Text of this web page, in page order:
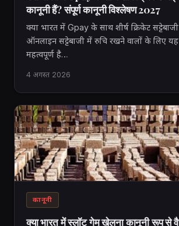
कानूनी हैं? संपूर्ण कानूनी विश्लेषण 2027
क्या भारत में Gpay के साथ शीर्ष क्रिकेट
ऑनलाइन सट्टेबाजी में रुचि रखने वालों के लिए यह
महत्वपूर्ण है…
4 अगस्त 2026
कानूनी
क्या भारत में स्लॉट गेम खेलना कानूनी रूप से